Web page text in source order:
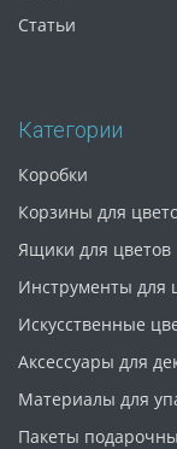
Статьи
Категории
Коробки
Корзины для
Ящики для цветов
Инструменты для
Искусственные
Аксессуары для
Материалы для
Пакеты